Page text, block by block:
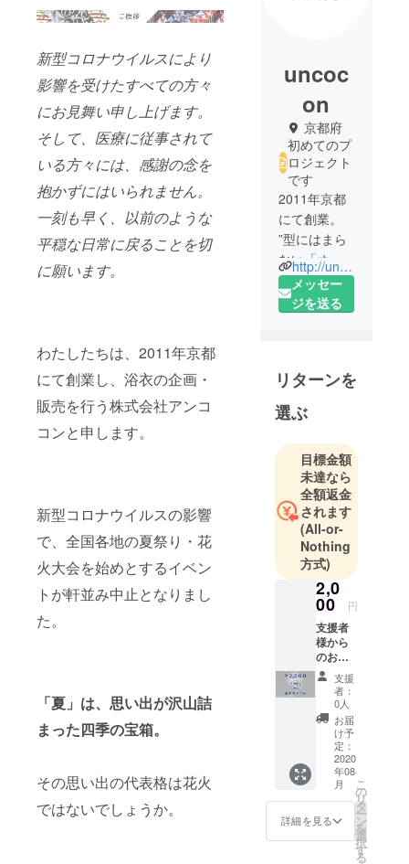
新型コロナウイルスにより
影響を受けたすべての方々
にお見舞い申し上げます。
そして、医療に従事されて
いる方々には、感謝の念を
抱かずにはいられません。
一刻も早く、以前のような
平穏な日常に戻ることを切
に願います。
わたしたちは、2011年京都
にて創業し、浴衣の企画・
販売を行う株式会社アンコ
コンと申します。
新型コロナウイルスの影響
で、全国各地の夏祭り・花
火大会を始めとするイベン
トが軒並み中止となりまし
た。
「夏」は、思い出が沢山詰
まった四季の宝箱。
その思い出の代表格は花火
ではないでしょうか。
uncoc
on
京都府
初めてのプ
ロジェクト
です
2011年京都
にて創業。
”型にはまら
ない「オモ
シロイ」を
創造する”を
画からWEB
デザインま
で、さまざ
まな可能性
づくりを行
なっている
会社です。
http://uncocon.co.jp/
メッセー
ジを送る
リターンを
選ぶ
目標金額
未達なら
全額返金
されます
(All-or-
Nothing
方式)
2,0
00 円
支援者
様から
のお気
持ちを
ありが
たく頂
戴し、
御礼の
メール
をお送
りさせ
て頂き
ます。
支援
者：
0人
お届
け予
定：
2020
年08
月
詳細を見る
こ
の
リ
タ
ー
ン
を
選
択
す
る